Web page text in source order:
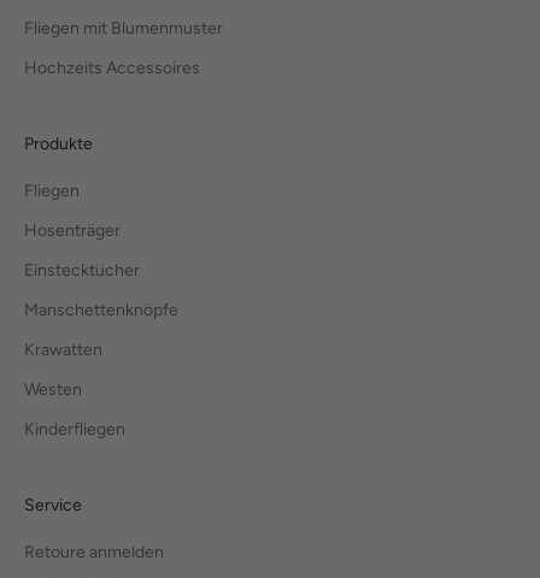
Fliegen mit Blumenmuster
Hochzeits Accessoires
Produkte
Fliegen
Hosenträger
Einstecktücher
Manschettenknöpfe
Krawatten
Westen
Kinderfliegen
Service
Retoure anmelden